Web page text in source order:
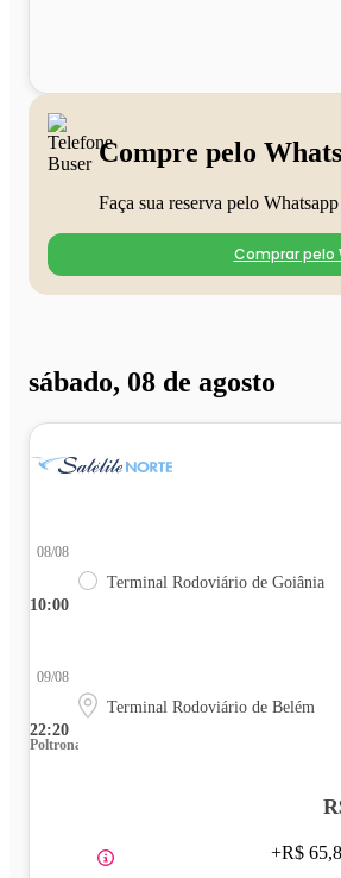
Compre pelo
Faça sua reserva pelo
Comprar pelo
sábado, 08 de agosto
10:00
08/08
Terminal Rodoviário de Goiânia
22:20
09/08
Terminal Rodoviário de Belém
Poltrona
+R$